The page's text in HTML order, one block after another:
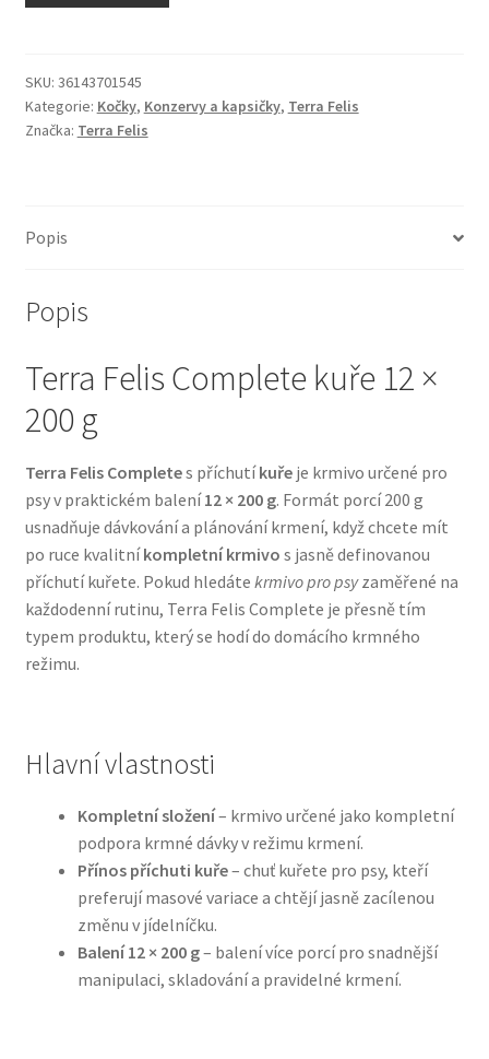
Odpočívadla pro kočky
Pamlsky pro kočky
Škrabadla pro kočky
Veterinární dieta pro kočky
Vše pro psy — Krmivo, doplňky, vybavení
Boudy a výběhy
Bozita pro psy — Švédské krmivo s nordickou kvalitou
Brit pro psy
Granule pro psy
Hill’s pro psy
Hračky pro psy
Konzervy a kapsičky pro psy
SKU: 36143701545
Kategorie: Kočky, Konzervy a kapsičky, Terra Felis
Značka: Terra Felis
Popis
Popis
Terra Felis Complete kuře 12 ×
200 g
Terra Felis Completes příchutíkuřeje krmivo určené pro
psy v praktickém balení12 × 200 g. Formát porcí 200 g
usnadňuje dávkování a plánování krmení, když chcete mít
po ruce kvalitníkompletní krmivo s jasně definovanou
příchutí kuřete. Pokud hledáte krmivo pro psyzaměřené na
každodenní rutinu, Terra Felis Complete je přesně tím
typem produktu, který se hodí do domácího krmného
režimu.
Hlavní vlastnosti
Kompletní složení– krmivo určené jako kompletní
podpora krmné dávky v režimu krmení.
Přínos příchuti kuře– chuť kuřete pro psy, kteří
preferují masové variace a chtějí jasně zacílenou
změnu v jídelníčku.
Balení 12 × 200 g– balení více porcí pro snadnější
manipulaci, skladování a pravidelné krmení.